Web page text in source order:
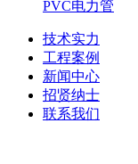
PVC电力管
技术实力
工程案例
新闻中心
招贤纳士
联系我们